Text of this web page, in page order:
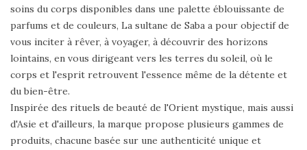
soins du corps disponibles dans une palette éblouissante de
parfums et de couleurs, La sultane de Saba a pour objectif de
vous inciter à rêver, à voyager, à découvrir des horizons
lointains, en vous dirigeant vers les terres du soleil, où le
corps et l'esprit retrouvent l'essence même de la détente et
du bien-être.
Inspirée des rituels de beauté de l'Orient mystique, mais aussi
d'Asie et d'ailleurs, la marque propose plusieurs gammes de
produits, chacune basée sur une authenticité unique et